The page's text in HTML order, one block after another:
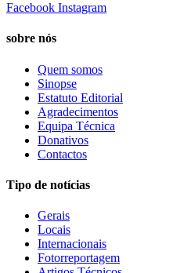
Facebook Instagram
sobre nós
Quem somos
Sinopse
Estatuto Editorial
Agradecimentos
Equipa Técnica
Donativos
Contactos
Tipo de notícias
Gerais
Locais
Internacionais
Fotorreportagem